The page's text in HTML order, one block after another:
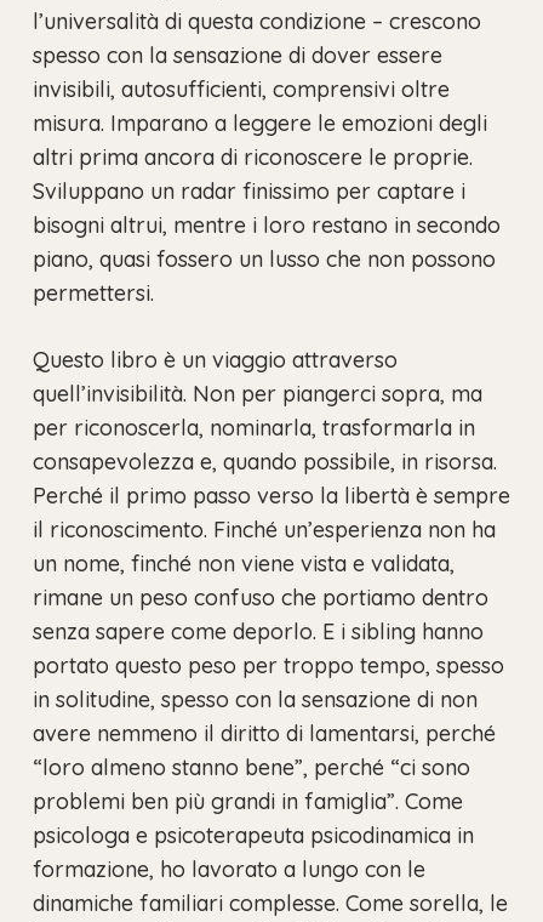
l’universalità di questa condizione – crescono
spesso con la sensazione di dover essere
invisibili, autosufficienti, comprensivi oltre
misura. Imparano a leggere le emozioni degli
altri prima ancora di riconoscere le proprie.
Sviluppano un radar finissimo per captare i
bisogni altrui, mentre i loro restano in secondo
piano, quasi fossero un lusso che non possono
permettersi.
Questo libro è un viaggio attraverso
quell’invisibilità. Non per piangerci sopra, ma
per riconoscerla, nominarla, trasformarla in
consapevolezza e, quando possibile, in risorsa.
Perché il primo passo verso la libertà è sempre
il riconoscimento. Finché un’esperienza non ha
un nome, finché non viene vista e validata,
rimane un peso confuso che portiamo dentro
senza sapere come deporlo. E i sibling hanno
portato questo peso per troppo tempo, spesso
in solitudine, spesso con la sensazione di non
avere nemmeno il diritto di lamentarsi, perché
“loro almeno stanno bene”, perché “ci sono
problemi ben più grandi in famiglia”. Come
psicologa e psicoterapeuta psicodinamica in
formazione, ho lavorato a lungo con le
dinamiche familiari complesse. Come sorella, le